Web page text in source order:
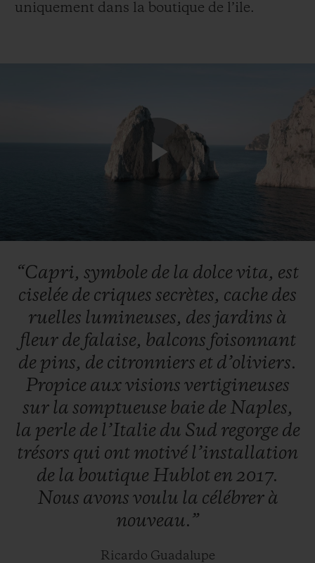
uniquement dans la boutique de l’ile.
Play
Video
“Capri, symbole de la dolce vita, est
ciselée de criques secrètes, cache des
ruelles lumineuses, des jardins à
fleur de falaise, balcons foisonnant
de pins, de citronniers et d’oliviers.
Propice auxvisions vertigineuses
sur la somptueuse baie de Naples,
la perle de l’Italie du Sud regorge de
trésors qui ont motivé l’installation
de la boutique Hublot en 2017.
Nous avons voulu la célébrer à
nouveau.”
Ricardo Guadalupe